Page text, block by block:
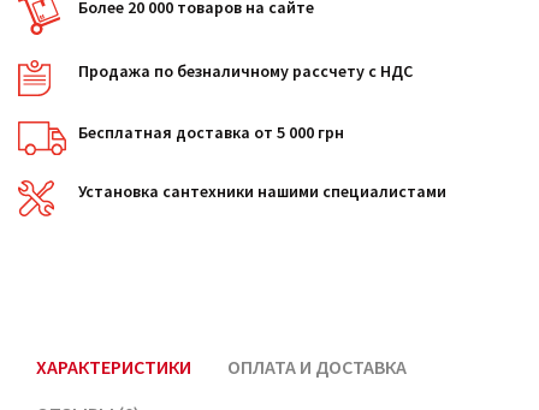
Более 20 000 товаров на сайте
Продажа по безналичному рассчету с НДС
Бесплатная доставка от 5 000 грн
Установка сантехники нашими специалистами
ХАРАКТЕРИСТИКИ
ОПЛАТА И ДОСТАВКА